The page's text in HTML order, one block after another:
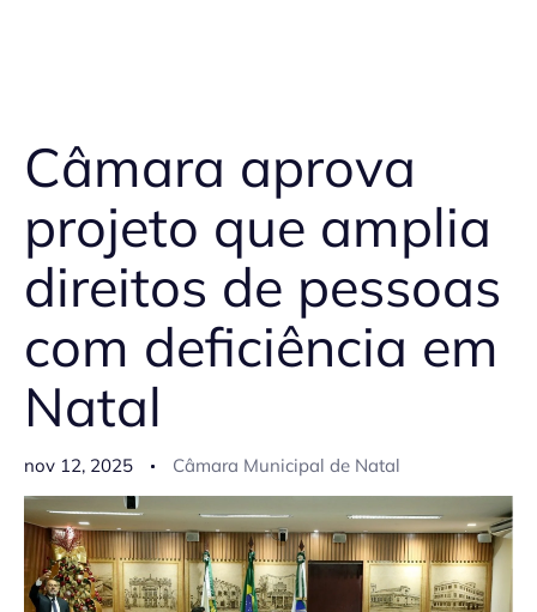
Câmara aprova
projeto que amplia
direitos de pessoas
com deficiência em
Natal
nov 12, 2025 Câmara Municipal de Natal